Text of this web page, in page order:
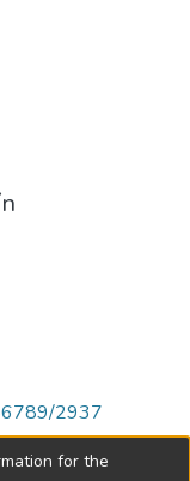
2937
for the